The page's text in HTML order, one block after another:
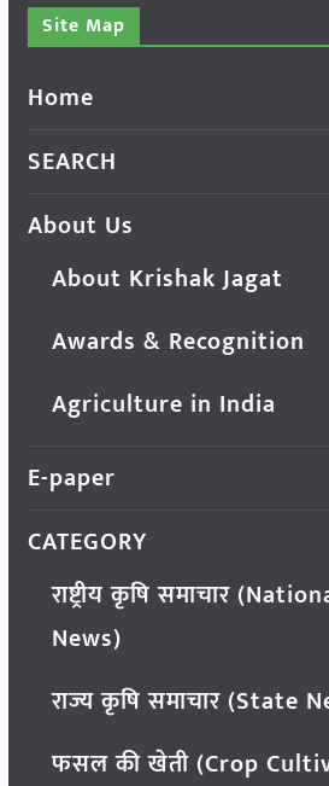
Site Map
Home
SEARCH
About Us
About Krishak Jagat
Awards & Recognition
Agriculture in India
E-paper
CATEGORY
राष्ट्रीय कृषि समाचार
News)
राज्य कृषि समाचार (State
फसल की खेती (Crop